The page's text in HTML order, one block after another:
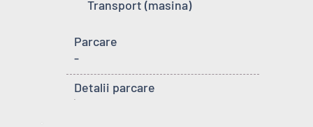
Transport (masina)
Parcare
-
Detalii parcare
-